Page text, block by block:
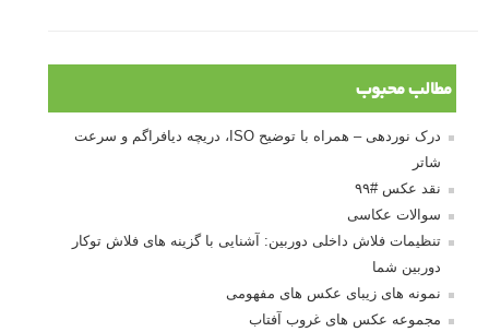
مطالب محبوب
درک نوردهی – همراه با توضیح ISO، دریچه دیافراگم و سرعت
شاتر
نقد عکس #۹۹
سوالات عکاسی
تنظیمات فلاش داخلی دوربین: آشنایی با گزینه های فلاش توکار
دوربین شما
نمونه های زیبای عکس های مفهومی
مجموعه عکس های غروب آفتاب